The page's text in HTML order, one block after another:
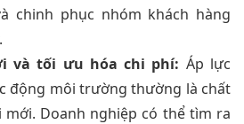
chinh phục nhóm khách hàng
và tối ưu hóa chi phí: Áp lực
động môi trường thường là chất
mới. Doanh nghiệp có thể tìm ra